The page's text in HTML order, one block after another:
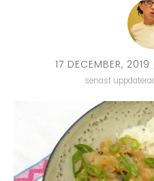
17 DECEMBER, 2019
senast